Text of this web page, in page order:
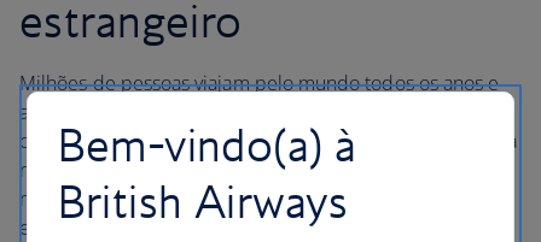
estrangeiro
Milhões de pessoas viajam pelo mundo todos os anos e
aproveitam as viagens, sem qualquer incidente, mas os
crimes contra as pessoas e contra a propriedade são uma
realidade incontestável. Assuma a mesma
responsabilidade pela sua própria segurança no
estrangeiro que assumiria no seu país. Eis alguns
Bem-vindo(a) à
British Airways